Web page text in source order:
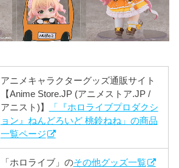
アニメキャラクターグッズ通販サイト
【Anime Store.JP (アニメストア.JP /
アニスト)】
「『ホロライブプロダクシ
ョン』ねんどろいど 桃鈴ねね」の商品
一覧ページ
「ホロライブ」のその他グッズ一覧